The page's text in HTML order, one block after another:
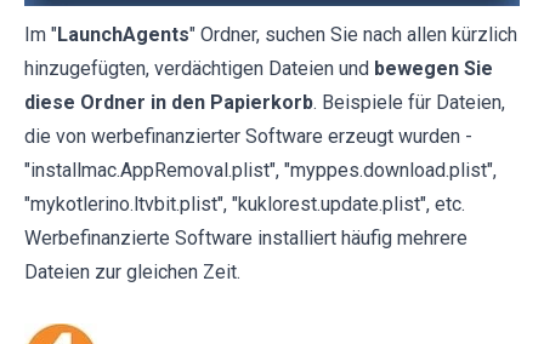
Im "LaunchAgents" Ordner, suchen Sie nach allen kürzlich
hinzugefügten, verdächtigen Dateien und bewegen Sie
diese Ordner in den Papierkorb. Beispiele für Dateien,
die von werbefinanzierter Software erzeugt wurden -
"installmac.AppRemoval.plist", "myppes.download.plist",
"mykotlerino.ltvbit.plist", "kuklorest.update.plist", etc.
Werbefinanzierte Software installiert häufig mehrere
Dateien zur gleichen Zeit.